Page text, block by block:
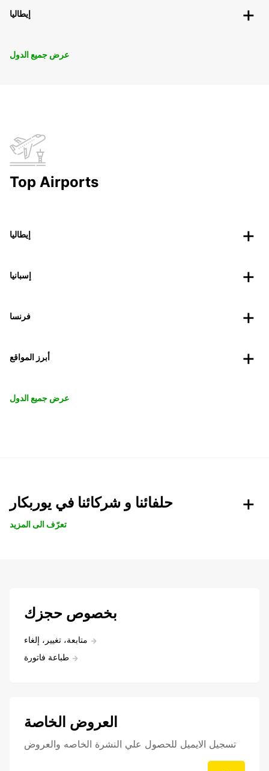
إيطاليا
عرض جميع الدول
Top Airports
إيطاليا
إسبانيا
فرنسا
أبرز المواقع
عرض جميع الدول
حلفائنا و شركائنا في يوربكار
تعرّف الى المزيد
بخصوص حجزك
متابعة، تغيير، إلغاء
طباعة فاتورة
العروض الخاصة
تسجيل الايميل للحصول علي النشرة الخاصه والعروض